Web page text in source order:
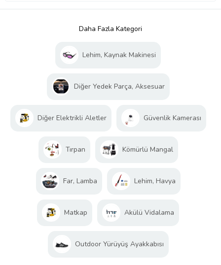
Daha Fazla Kategori
Lehim, Kaynak Makinesi
Diğer Yedek Parça, Aksesuar
Diğer Elektrikli Aletler Güvenlik Kamerası
Tırpan Kömürlü Mangal
Far, Lamba Lehim, Havya
Matkap Akülü Vidalama
Outdoor Yürüyüş Ayakkabısı